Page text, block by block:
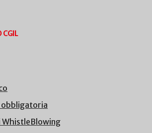
CGIL
WhistleBlowing